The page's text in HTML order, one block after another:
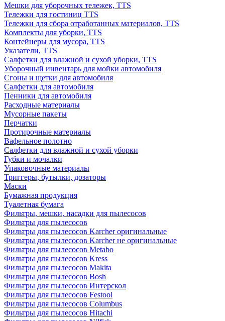
Мешки для уборочных тележек, TTS
Тележки для гостиниц TTS
Тележки для сбора отработанных материалов, TTS
Комплекты для уборки, TTS
Контейнеры для мусора, TTS
Указатели, TTS
Салфетки для влажной и сухой уборки, TTS
Уборочный инвентарь для мойки автомобиля
Сгоны и щетки для автомобиля
Салфетки для автомобиля
Пенники для автомобиля
Расходные материалы
Мусорные пакеты
Перчатки
Протирочные материалы
Вафельное полотно
Салфетки для влажной и сухой уборки
Губки и мочалки
Упаковочные материалы
Триггеры, бутылки, дозаторы
Маски
Бумажная продукция
Туалетная бумага
Фильтры, мешки, насадки для пылесосов
Фильтры для пылесосов
Фильтры для пылесосов Karcher оригинальные
Фильтры для пылесосов Karcher не оригинальные
Фильтры для пылесосов Metabo
Фильтры для пылесосов Kress
Фильтры для пылесосов Makita
Фильтры для пылесосов Bosh
Фильтры для пылесосов Интерскол
Фильтры для пылесосов Festool
Фильтры для пылесосов Columbus
Фильтры для пылесосов Hitachi